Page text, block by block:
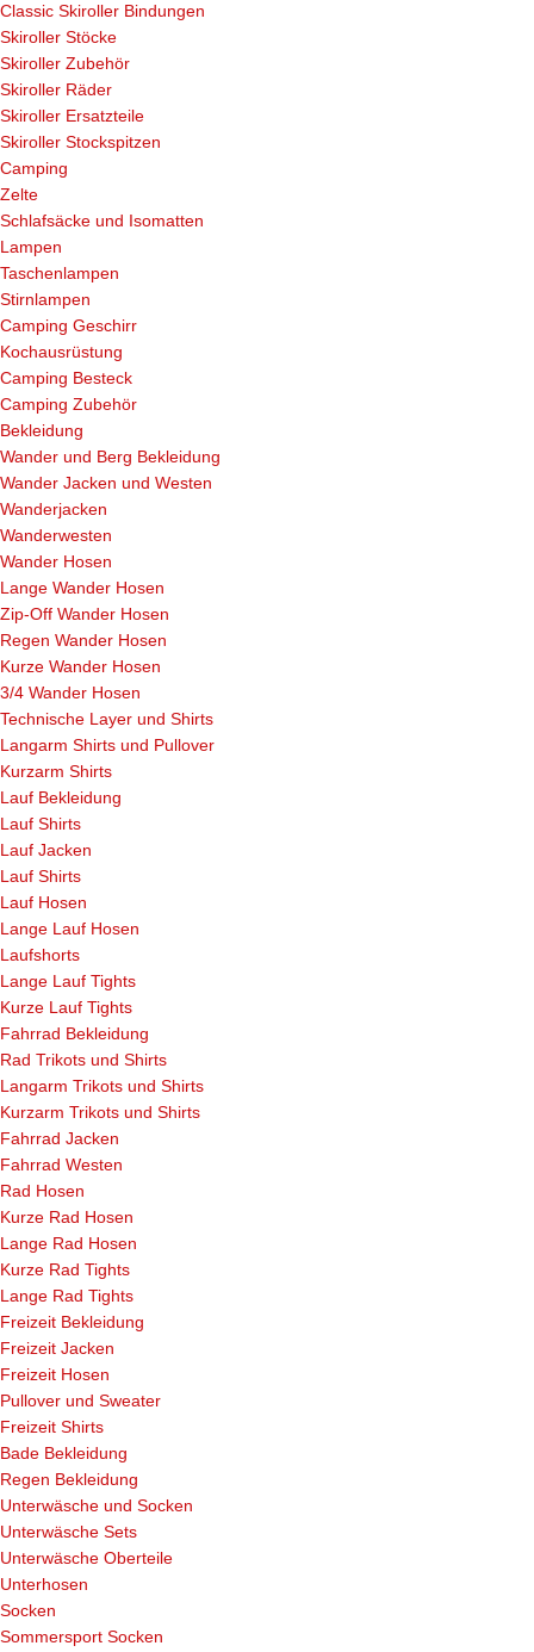
Classic Skiroller Bindungen
Skiroller Stöcke
Skiroller Zubehör
Skiroller Räder
Skiroller Ersatzteile
Skiroller Stockspitzen
Camping
Zelte
Schlafsäcke und Isomatten
Lampen
Taschenlampen
Stirnlampen
Camping Geschirr
Kochausrüstung
Camping Besteck
Camping Zubehör
Bekleidung
Wander und Berg Bekleidung
Wander Jacken und Westen
Wanderjacken
Wanderwesten
Wander Hosen
Lange Wander Hosen
Zip-Off Wander Hosen
Regen Wander Hosen
Kurze Wander Hosen
3/4 Wander Hosen
Technische Layer und Shirts
Langarm Shirts und Pullover
Kurzarm Shirts
Lauf Bekleidung
Lauf Shirts
Lauf Jacken
Lauf Shirts
Lauf Hosen
Lange Lauf Hosen
Laufshorts
Lange Lauf Tights
Kurze Lauf Tights
Fahrrad Bekleidung
Rad Trikots und Shirts
Langarm Trikots und Shirts
Kurzarm Trikots und Shirts
Fahrrad Jacken
Fahrrad Westen
Rad Hosen
Kurze Rad Hosen
Lange Rad Hosen
Kurze Rad Tights
Lange Rad Tights
Freizeit Bekleidung
Freizeit Jacken
Freizeit Hosen
Pullover und Sweater
Freizeit Shirts
Bade Bekleidung
Regen Bekleidung
Unterwäsche und Socken
Unterwäsche Sets
Unterwäsche Oberteile
Unterhosen
Socken
Sommersport Socken